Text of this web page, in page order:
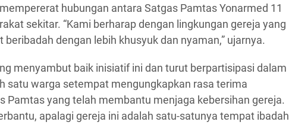
hubungan antara Satgas Pamtas Yonarmed 11
sekitar. “Kami berharap dengan lingkungan gereja yang
beribadah dengan lebih khusyuk dan nyaman,” ujarnya.
menyambut baik inisiatif ini dan turut berpartisipasi dalam
satu warga setempat mengungkapkan rasa terima
Pamtas yang telah membantu menjaga kebersihan gereja.
apalagi gereja ini adalah satu-satunya tempat ibadah